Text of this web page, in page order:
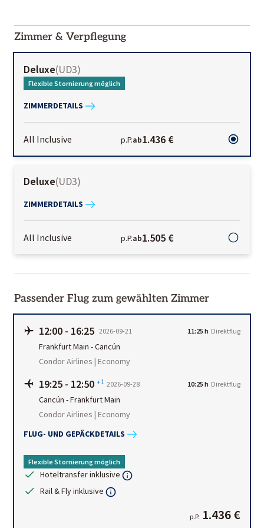
01-02
Zimmer & Verpflegung
Deluxe(UD3)
Flexible Stornierung möglich
ZIMMERDETAILS
All Inclusive p.P.ab1.436 €
Deluxe(UD3)
ZIMMERDETAILS
All Inclusive p.P.ab1.505 €
Passender Flug zum gewählten Zimmer
12:00 - 16:25 2026-09-21 11:25 h Direktflug
Frankfurt Main -Cancún
Condor Airlines | Economy
19:25 - 12:50 +1 2026-09-28 10:25 h Direktflug
Cancún -Frankfurt Main
Condor Airlines | Economy
FLUG- UND GEPÄCKDETAILS
Flexible Stornierung möglich
Hoteltransfer inklusive
Rail & Fly inklusive
p.P. 1.436 €